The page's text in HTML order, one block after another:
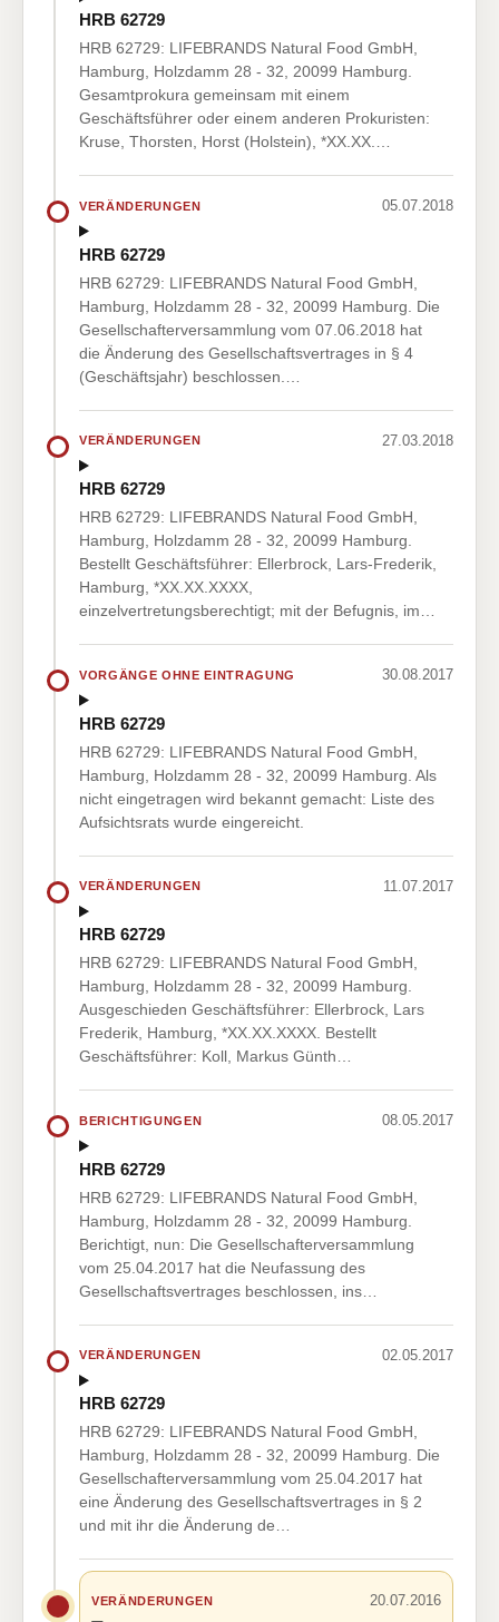
HRB 62729
HRB 62729: LIFEBRANDS Natural Food GmbH,
Hamburg, Holzdamm 28 - 32, 20099 Hamburg.
Gesamtprokura gemeinsam mit einem
Geschäftsführer oder einem anderen Prokuristen:
Kruse, Thorsten, Horst (Holstein), *XX.XX.…
VERÄNDERUNGEN 05.07.2018
HRB 62729
HRB 62729: LIFEBRANDS Natural Food GmbH,
Hamburg, Holzdamm 28 - 32, 20099 Hamburg. Die
Gesellschafterversammlung vom 07.06.2018 hat
die Änderung des Gesellschaftsvertrages in § 4
(Geschäftsjahr) beschlossen.…
VERÄNDERUNGEN 27.03.2018
HRB 62729
HRB 62729: LIFEBRANDS Natural Food GmbH,
Hamburg, Holzdamm 28 - 32, 20099 Hamburg.
Bestellt Geschäftsführer: Ellerbrock, Lars-Frederik,
Hamburg, *XX.XX.XXXX,
einzelvertretungsberechtigt; mit der Befugnis, im…
VORGÄNGE OHNE EINTRAGUNG 30.08.2017
HRB 62729
HRB 62729: LIFEBRANDS Natural Food GmbH,
Hamburg, Holzdamm 28 - 32, 20099 Hamburg. Als
nicht eingetragen wird bekannt gemacht: Liste des
Aufsichtsrats wurde eingereicht.
VERÄNDERUNGEN 11.07.2017
HRB 62729
HRB 62729: LIFEBRANDS Natural Food GmbH,
Hamburg, Holzdamm 28 - 32, 20099 Hamburg.
Ausgeschieden Geschäftsführer: Ellerbrock, Lars
Frederik, Hamburg, *XX.XX.XXXX. Bestellt
Geschäftsführer: Koll, Markus Günth…
BERICHTIGUNGEN 08.05.2017
HRB 62729
HRB 62729: LIFEBRANDS Natural Food GmbH,
Hamburg, Holzdamm 28 - 32, 20099 Hamburg.
Berichtigt, nun: Die Gesellschafterversammlung
vom 25.04.2017 hat die Neufassung des
Gesellschaftsvertrages beschlossen, ins…
VERÄNDERUNGEN 02.05.2017
HRB 62729
HRB 62729: LIFEBRANDS Natural Food GmbH,
Hamburg, Holzdamm 28 - 32, 20099 Hamburg. Die
Gesellschafterversammlung vom 25.04.2017 hat
eine Änderung des Gesellschaftsvertrages in § 2
und mit ihr die Änderung de…
VERÄNDERUNGEN 20.07.2016